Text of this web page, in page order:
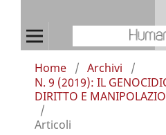
Home / Archivi
/
N. 9 (2019): IL
DIRITTO E
/
Articoli